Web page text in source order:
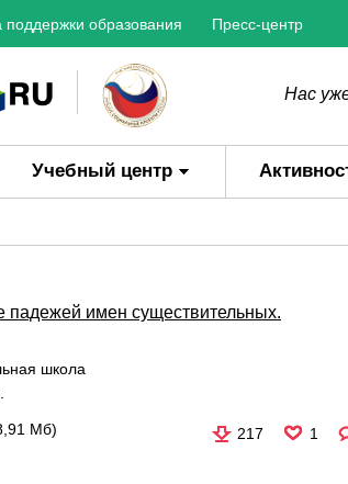
образования Пресс-центр
Нас
Учебный центр
падежей имен существительных.
школа
Мб) 217 1